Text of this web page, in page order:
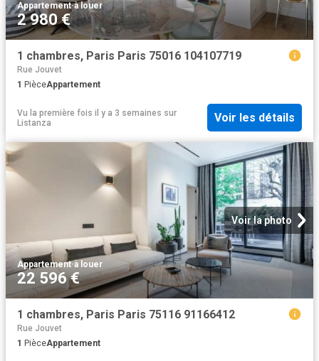
Appartement·à louer
2 980 €
1 chambres, Paris Paris 75016 104107719
Rue Jouvet
1 PièceAppartement
Vu la première fois il y a 3 semaines sur
Listanza
Voir les détails
Voir la photo
Appartement·à louer
22 596 €
1 chambres, Paris Paris 75116 91166412
Rue Jouvet
1 PièceAppartement